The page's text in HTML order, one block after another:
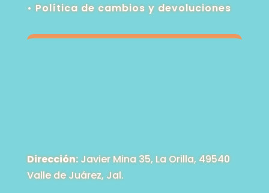
•Política de cambios y devoluciones
Dirección:Javier Mina 35, La Orilla, 49540
Valle de Juárez, Jal.